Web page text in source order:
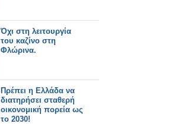
Όχι στη λειτουργία
του καζίνο στη
Φλώρινα.
Πρέπει η Ελλάδα να
διατηρήσει σταθερή
οικονομική πορεία ως
το 2030!